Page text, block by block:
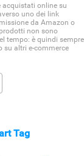
acquistati online su
uno dei link
da Amazon o
non sono
tempo: è quindi sempre
su altri e-commerce
Tag